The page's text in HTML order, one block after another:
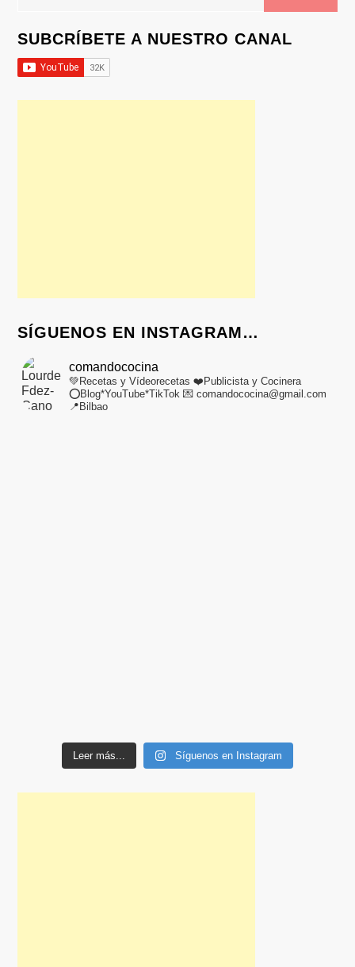
SUBCRÍBETE A NUESTRO CANAL
SÍGUENOS EN INSTAGRAM…
comandococina
💚Recetas y Vídeorecetas ❤️Publicista y Cocinera
⭕Blog*YouTube*TikTok 💌 comandococina@gmail.com
📍Bilbao
Leer más... Síguenos en Instagram